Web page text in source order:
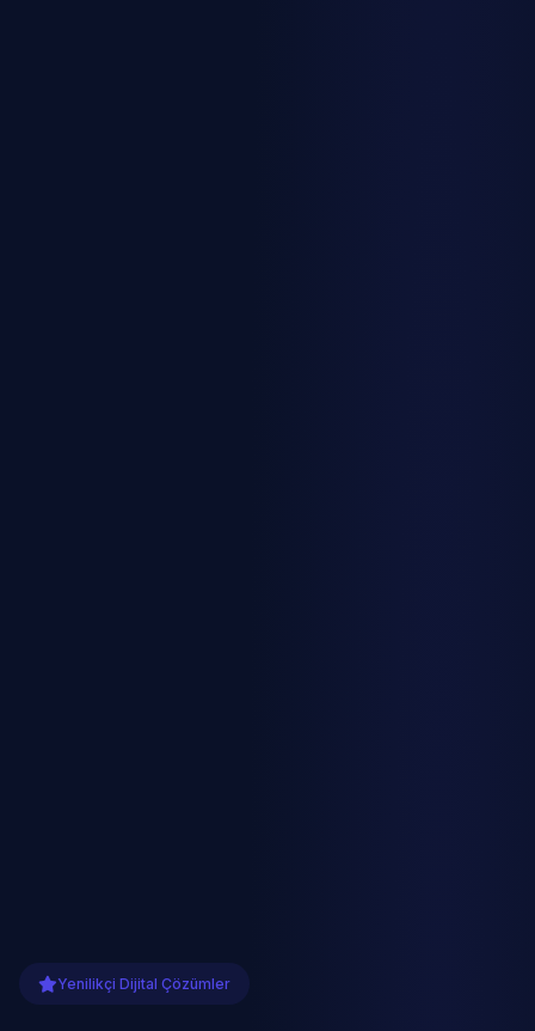
Yenilikçi Dijital Çözümler